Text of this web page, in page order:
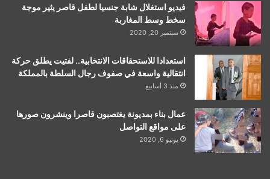
فيديو استغلال شابة جنسيا لطفل قاصر يثير موجة
سخط وسط المغاربة
سبتمبر 20, 2020
استعدادا للاستحقاقات الانتخابية.. لفتيت يطلق حركة
انتقالية واسعة في صفوف رجال السلطة بالمملكة
منذ 3 أسابيع
عمال بناء بمديونة يغتصبون قاصرا وينشرون صورها
على مواقع التواصل
يونيو 6, 2020